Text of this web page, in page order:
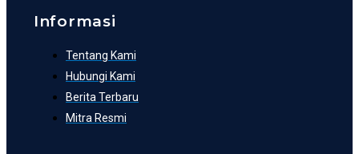
Informasi
Tentang Kami
Hubungi Kami
Berita Terbaru
Mitra Resmi